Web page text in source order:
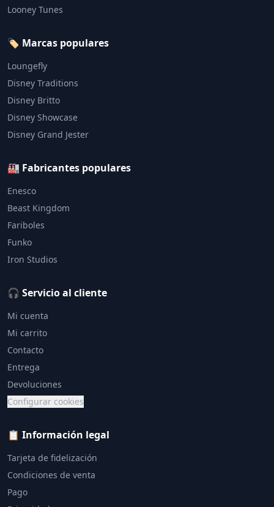
Looney Tunes
🏷️ Marcas populares
Loungefly
Disney Traditions
Disney Britto
Disney Showcase
Disney Grand Jester
🏭 Fabricantes populares
Enesco
Beast Kingdom
Fariboles
Funko
Iron Studios
🎧 Servicio al cliente
Mi cuenta
Mi carrito
Contacto
Entrega
Devoluciones
Configurar cookies
📋 Información legal
Tarjeta de fidelización
Condiciones de venta
Pago